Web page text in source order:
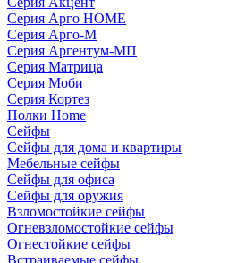
Серия Арго HOME
Серия Арго-М
Серия Аргентум-МП
Серия Матрица
Серия Моби
Серия Кортез
Полки Home
Сейфы
Сейфы для дома и квартиры
Мебельные сейфы
Сейфы для офиса
Сейфы для оружия
Взломостойкие сейфы
Огневзломостойкие сейфы
Огнестойкие сейфы
Встраиваемые сейфы